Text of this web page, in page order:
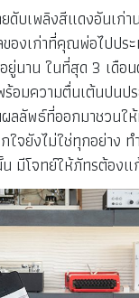
ดับเพลิงสีแดงอันเก่
องเก่าที่คุณพ่อไปประ
ยู่นาน ในที่สุด 3 เดือ
อมความตื่นเต้นปนปร
ลลัพธ์ที่ออกมาชวนใ
ใจยังไม่ใช่ทุกอย่าง
มีโจทย์ให้ภัทรต้องแ